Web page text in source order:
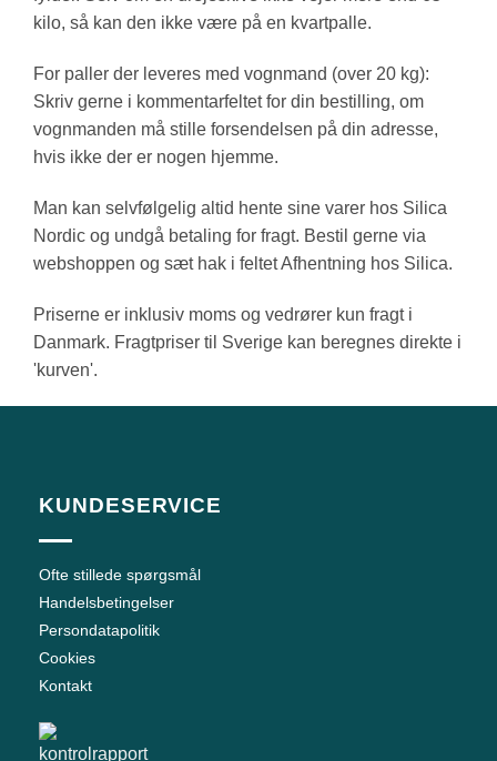
kilo, så kan den ikke være på en kvartpalle.
For paller der leveres med vognmand (over 20 kg):
Skriv gerne i kommentarfeltet for din bestilling, om
vognmanden må stille forsendelsen på din adresse,
hvis ikke der er nogen hjemme.
Man kan selvfølgelig altid hente sine varer hos Silica
Nordic og undgå betaling for fragt. Bestil gerne via
webshoppen og sæt hak i feltet Afhentning hos Silica.
Priserne er inklusiv moms og vedrører kun fragt i
Danmark. Fragtpriser til Sverige kan beregnes direkte i
'kurven'.
KUNDESERVICE
Ofte stillede spørgsmål
Handelsbetingelser
Persondatapolitik
Cookies
Kontakt